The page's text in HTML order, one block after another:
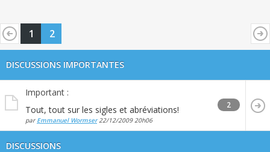
1 2
DISCUSSIONS IMPORTANTES
Important :
Tout, tout sur les sigles et abréviations!
par Emmanuel Wormser22/12/2009 20h06
2
DISCUSSIONS